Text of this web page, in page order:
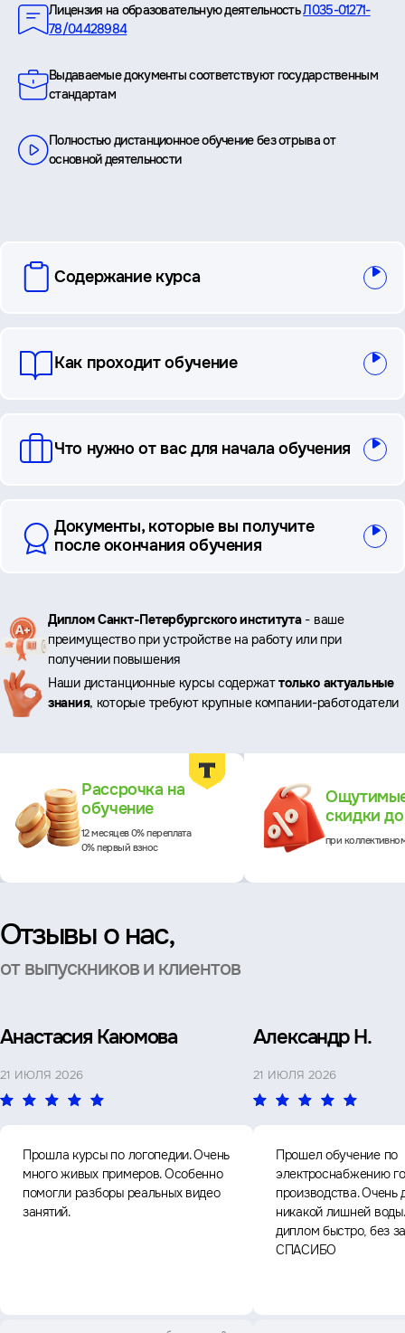
Лицензия на образовательную деятельностьЛ035-01271-
78/04428984
Выдаваемые документы соответствуют государственным
стандартам
Полностью дистанционное обучение без отрыва от
основной деятельности
вопросы
Содержание курса
Как проходит обучение
Что нужно от вас для начала обучения
Документы, которые вы получите
после окончания обучения
Ключевые
преимущества
Диплом Санкт-Петербургского института- ваше
преимущество при устройстве на работу или при
получении повышения
Наши дистанционные курсы содержаттолько актуальные
знания, которые требуют крупные компании-работодатели
Рассрочка на
обучение
12 месяцев 0% переплата
0% первый взнос
скидки
при
Отзывы о нас,
от выпускников и клиентов
Анастасия Каюмова
21 ИЮЛЯ 2026
Прошла курсы по логопедии. Очень
много живых примеров. Особенно
помогли разборы реальных видео
занятий.
Александр Н.
21 ИЮЛЯ 2026
Прошел обучение по
электроснабжению
производства. Очень
никакой лишней
диплом быстро, без
СПАСИБО